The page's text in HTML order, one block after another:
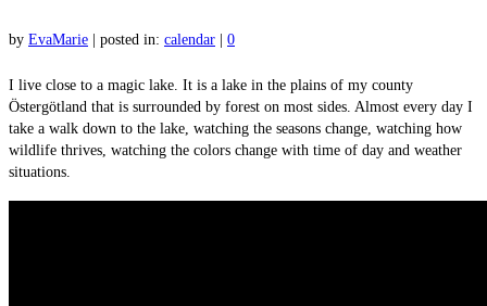
by EvaMarie posted in: calendar 0
I live close to a magic lake. It is a lake in the plains of my county
Östergötland that is surrounded by forest on most sides. Almost every day I
take a walk down to the lake, watching the seasons change, watching how
wildlife thrives, watching the colors change with time of day and weather
situations.